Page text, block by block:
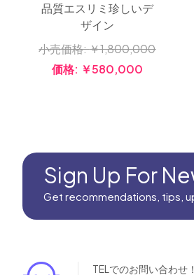
品質エスリミ珍しいデ
ザイン
小売価格:￥1,800,000
価格: ￥580,000
Sign Up For
Get recommendations, tips,
TELでのお問い合わ